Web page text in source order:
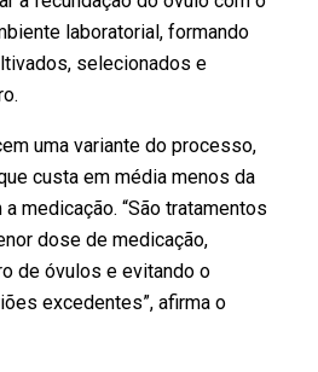
laboratorial, formando
selecionados e
uma variante do processo,
custa em média menos da
medicação. “São tratamentos
dose de medicação,
de óvulos e evitando o
excedentes”, afirma o